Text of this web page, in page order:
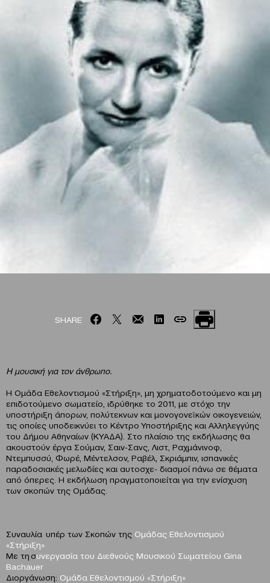
SHARE
Η μουσική για τον άνθρωπο.
Η Ομάδα Εθελοντισμού «Στήριξη», μη χρηματοδοτούμενο και μη
επιδοτούμενο σωματείο, ιδρύθηκε το 2011, με στόχο την
υποστήριξη άπορων, πολύτεκνων και μονογονεϊκών οικογενειών,
τις οποίες υποδεικνύει το Κέντρο Υποστήριξης και Αλληλεγγύης
του Δήμου Αθηναίων (ΚΥΑΔΑ). Στο πλαίσιο της εκδήλωσης θα
ακουστούν έργα Σούμαν, Σαιν-Σανς, Λιστ, Ραχμάνινοφ,
Ντεμπυσσύ, Φωρέ, Μέντελσον, Ραβέλ, Σκριάμπιν, ισπανικές
παραδοσιακές μελωδίες και αυτοσχε- διασμοί πάνω σε θέματα
από όπερες. Η εκδήλωση πραγματοποιείται για την ενίσχυση
των σκοπών της Ομάδας.
Συναυλία υπέρ των Σκοπών της Ομάδας Εθελοντισμού
«Στήριξη»
Με τη συνεργασία του Διεθνούς Μουσικού Σωματείου Gina
Bachauer
Διοργάνωση: Ομάδα Εθελοντισμού «Στήριξη»